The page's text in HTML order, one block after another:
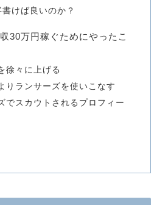
けば良いのか？
30万円稼ぐためにやったこ
徐々に上げる
りランサーズを使いこなす
でスカウトされるプロフィー